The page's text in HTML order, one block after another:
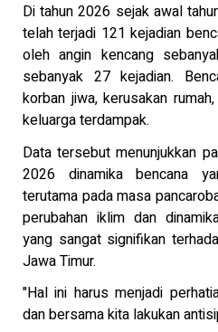
Di tahun 2026 sejak awal
telah terjadi 121 kejadian
oleh angin kencang
sebanyak 27 kejadian.
korban jiwa, kerusakan
keluarga terdampak.
Data tersebut menunjukkan
2026 dinamika bencana
terutama pada masa
perubahan iklim dan
yang sangat signifikan
Jawa Timur.
"Hal ini harus menjadi
dan bersama kita lakukan